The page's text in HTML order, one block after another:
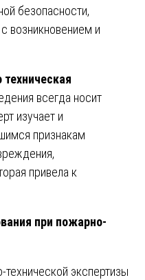
безопасности,
возникновением и
всегда носит
изучает и
признакам
привела к
при пожарно-
экспертизы